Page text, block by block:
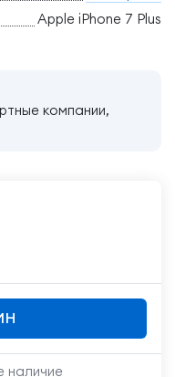
Apple iPhone 7 Plus
компании,
наличие